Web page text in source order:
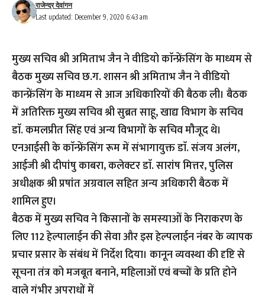
Last updated: December 9, 2020 6:43 am
राजेन्द्र देवांगन
मुख्य सचिव श्री अमिताभ जैन ने वीडियो काॅन्फ्रेंसिंग के माध्यम से
बैठक मुख्य सचिव छ.ग. शासन श्री अमिताभ जैन ने वीडियो
कान्फ्रेंसिंग के माध्यम से आज अधिकारियों की बैठक ली। बैठक
में अतिरिक्त मुख्य सचिव श्री सुब्रत साहू, खाद्य विभाग के सचिव
डाॅ. कमलप्रीत सिंह एवं अन्य विभागों के सचिव मौजूद थे।
एनआईसी के काॅन्फ्रेंसिंग रूम में संभागायुक्त डाॅ. संजय अलंग,
आईजी श्री दीपांषु काबरा, कलेक्टर डाॅ. सारांष मित्तर, पुलिस
अधीक्षक श्री प्रषांत अग्रवाल सहित अन्य अधिकारी बैठक में
शामिल हुए।
बैठक में मुख्य सचिव ने किसानों के समस्याओं के निराकरण के
लिए 112 हेल्पालाईन की सेवा और इस हेल्पलाईन नंबर के व्यापक
प्रचार प्रसार के संबंध में निर्देश दिया। कानून व्यवस्था की दृष्टि से
सूचना तंत्र को मजबूत बनाने, महिलाओं एवं बच्चों के प्रति होने
वाले गंभीर अपराधों में